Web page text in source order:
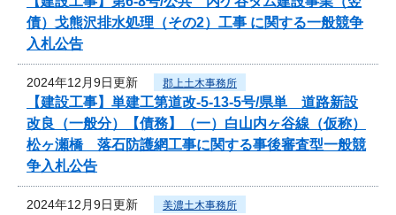
債）戈熊沢排水処理（その2）工事 に関する一般競争
入札公告
2024年12月9日更新 郡上土木事務所
【建設工事】単建工第道改-5-13-5号/県単 道路新設
改良（一般分）【債務】（一）白山内ヶ谷線（仮称）
松ヶ瀬橋 落石防護網工事に関する事後審査型一般競
争入札公告
2024年12月9日更新 美濃土木事務所